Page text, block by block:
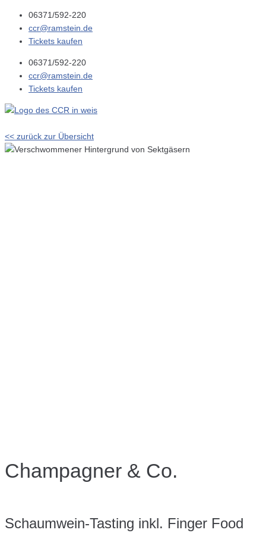
06371/592-220
ccr@ramstein.de
Tickets kaufen
06371/592-220
ccr@ramstein.de
Tickets kaufen
<< zurück zur Übersicht
Champagner & Co.
Schaumwein-Tasting inkl. Finger Food